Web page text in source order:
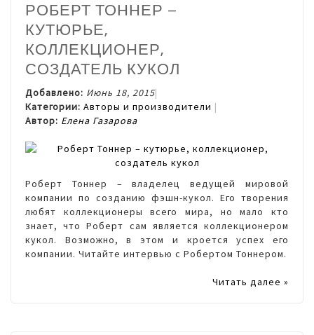
РОБЕРТ ТОННЕР –
КУТЮРЬЕ,
КОЛЛЕКЦИОНЕР,
СОЗДАТЕЛЬ КУКОЛ
Добавлено: Июнь 18, 2015
Категории: Авторы и производители
Автор: Елена Газарова
Роберт Тоннер – владелец ведущей мировой
компании по созданию фэшн-кукол. Его творения
любят коллекционеры всего мира, но мало кто
знает, что Роберт сам является коллекционером
кукол. Возможно, в этом и кроется успех его
компании. Читайте интервью с Робертом Тоннером.
Читать далее »